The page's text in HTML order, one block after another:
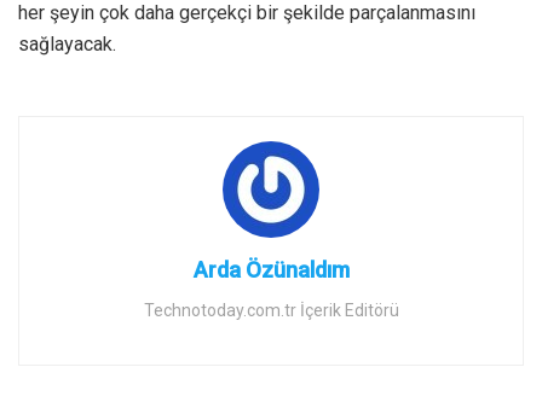
her şeyin çok daha gerçekçi bir şekilde parçalanmasını
sağlayacak.
Arda Özünaldım
Technotoday.com.tr İçerik Editörü